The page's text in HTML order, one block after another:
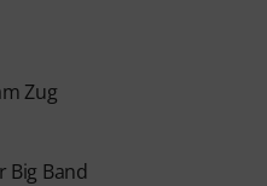
Zug
Big Band